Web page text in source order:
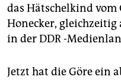
das Hätschelkind vom
Honecker, gleichzeitig
in der DDR -
Jetzt hat die Göre ein